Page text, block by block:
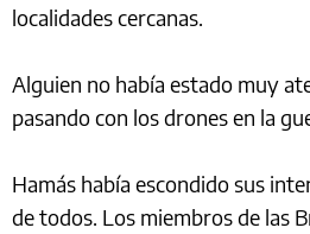
localidades cercanas.
Alguien no había estado muy
pasando con los drones en la
Hamás había escondido sus
de todos. Los miembros de las